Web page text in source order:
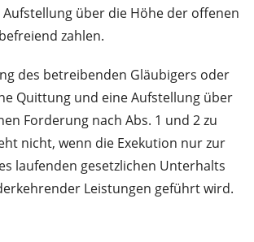
über die Höhe der offenen
zahlen.
des betreibenden Gläubigers oder
Quittung und eine Aufstellung über
Forderung nach Abs. 1 und 2 zu
nicht, wenn die Exekution nur zur
laufenden gesetzlichen Unterhalts
Leistungen geführt wird.